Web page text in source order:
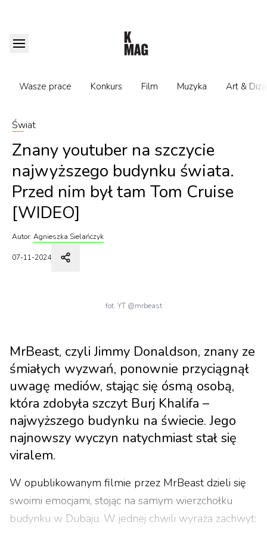
Wasze prace Konkurs Film Muzyka Art &
Świat
Znany youtuber na szczycie
najwyższego budynku świata.
Przed nim był tam Tom Cruise
[WIDEO]
Autor: Agnieszka Sielańczyk
07-11-2024
fot. YT @mrbeast
MrBeast, czyli Jimmy Donaldson, znany ze
śmiałych wyzwań, ponownie przyciągnął
uwagę mediów, stając się ósmą osobą,
która zdobyła szczyt Burj Khalifa –
najwyższego budynku na świecie. Jego
najnowszy wyczyn natychmiast stał się
viralem.
W opublikowanym filmie przez MrBeast dzieli się
swoimi emocjami, stojąc na samym wierzchołku
budynku w Dubaju. W jednej chwili wyraża zachwyt: